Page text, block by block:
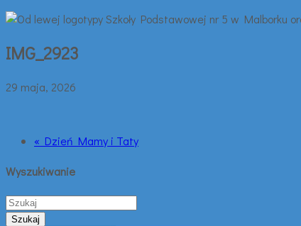
IMG_2923
29 maja, 2026
« Dzień Mamy i Taty
Wyszukiwanie